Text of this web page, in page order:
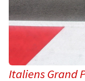
Italiens Grand